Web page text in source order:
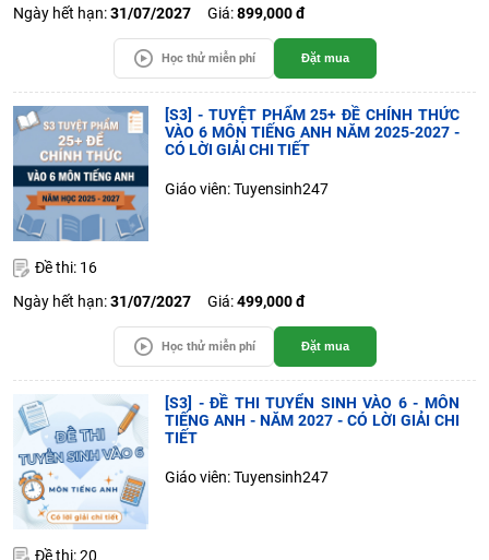
Ngày hết hạn:31/07/2027 Giá:899,000 đ
Học thử miễn phí Đặt mua
[S3] - TUYỆT PHẨM 25+ ĐỀ CHÍNH THỨC
VÀO 6 MÔN TIẾNG ANH NĂM 2025-2027 -
CÓ LỜI GIẢI CHI TIẾT
Giáo viên: Tuyensinh247
Đề thi: 16
Ngày hết hạn:31/07/2027 Giá:499,000 đ
Học thử miễn phí Đặt mua
[S3] - ĐỀ THI TUYỂN SINH VÀO 6 - MÔN
TIẾNG ANH - NĂM 2027 - CÓ LỜI GIẢI CHI
TIẾT
Giáo viên: Tuyensinh247
Đề thi: 20